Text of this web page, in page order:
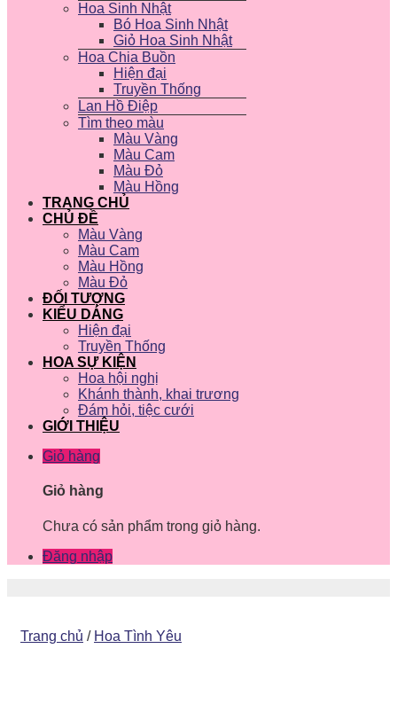
Hoa Sinh Nhật
Bó Hoa Sinh Nhật
Giỏ Hoa Sinh Nhật
Hoa Chia Buồn
Hiện đại
Truyền Thống
Lan Hồ Điệp
Tìm theo màu
Màu Vàng
Màu Cam
Màu Đỏ
Màu Hồng
TRANG CHỦ
CHỦ ĐỀ
Màu Vàng
Màu Cam
Màu Hồng
Màu Đỏ
ĐỐI TƯỢNG
KIỂU DÁNG
Hiện đại
Truyền Thống
HOA SỰ KIỆN
Hoa hội nghị
Khánh thành, khai trương
Đám hỏi, tiệc cưới
GIỚI THIỆU
Giỏ hàng
Giỏ hàng
Chưa có sản phẩm trong giỏ hàng.
Đăng nhập
Trang chủ / Hoa Tình Yêu